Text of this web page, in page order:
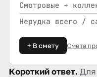
Смотровые +
Нерудка всего /
+ В смету Смета
Короткий ответ.Для